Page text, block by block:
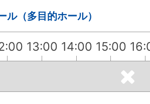
（多目的ホール）
13:00 14:00 15:00